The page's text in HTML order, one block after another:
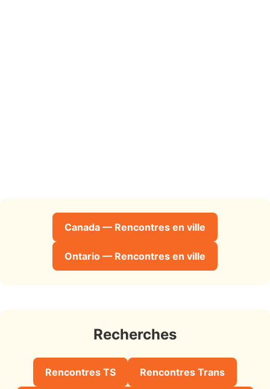
Canada — Rencontres en ville
Ontario — Rencontres en ville
Recherches
Rencontres TS Rencontres Trans